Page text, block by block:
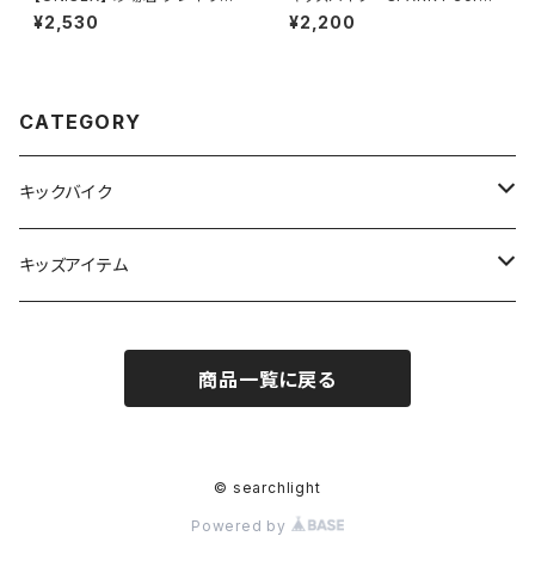
ア
¥2,530
バスケット 前カゴ
¥2,200
CATEGORY
キックバイク
車体
キッズアイテム
商品一覧に戻る
© searchlight
Powered by